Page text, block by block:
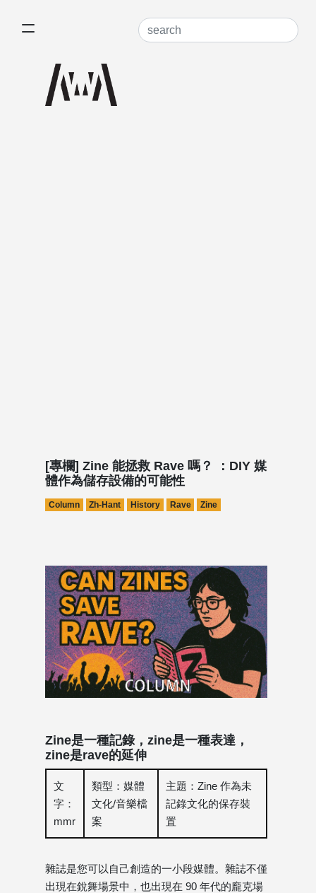
[專欄] Zine 能拯救 Rave 嗎？ ：DIY 媒
體作為儲存設備的可能性
Column Zh-Hant History Rave Zine
Zine是一種記錄，zine是一種表達，
zine是rave的延伸
文
字：
mmr
類型：媒體
文化/音樂檔
案
主題：Zine 作為未
記錄文化的保存裝
置
雜誌是您可以自己創造的一小段媒體。雜誌不僅
出現在銳舞場景中，也出現在 90 年代的龐克場